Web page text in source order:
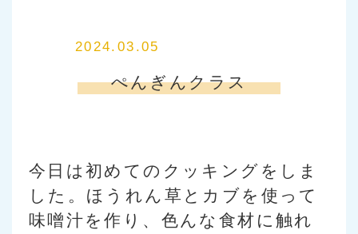
2024.03.05
ぺんぎんクラス
今日は初めてのクッキングをしま
した。ほうれん草とカブを使って
味噌汁を作り、色んな食材に触れ